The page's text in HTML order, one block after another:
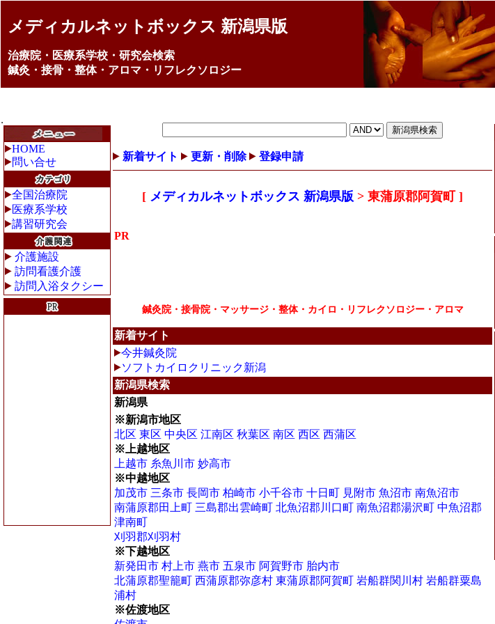
メディカルネットボックス 新潟県版
治療院・医療系学校・研究会検索
鍼灸・接骨・整体・アロマ・リフレクソロジー
HOME
問い合せ
全国治療院
医療系学校
講習研究会
介護施設
訪問看護介護
訪問入浴タクシー
新着サイト 更新・削除 登録申請
[ メディカルネットボックス 新潟県版 > 東蒲原郡阿賀町 ]
PR
鍼灸院・接骨院・マッサージ・整体・カイロ・リフレクソロジー・アロマ
新着サイト
今井鍼灸院
ソフトカイロクリニック新潟
新潟県検索
新潟県
※新潟市地区
北区 東区 中央区 江南区 秋葉区 南区 西区 西蒲区
※上越地区
上越市 糸魚川市 妙高市
※中越地区
加茂市 三条市 長岡市 柏崎市 小千谷市 十日町 見附市 魚沼市 南魚沼市
南蒲原郡田上町 三島郡出雲崎町 北魚沼郡川口町 南魚沼郡湯沢町 中魚沼郡
津南町
刈羽郡刈羽村
※下越地区
新発田市 村上市 燕市 五泉市 阿賀野市 胎内市
北蒲原郡聖籠町 西蒲原郡弥彦村 東蒲原郡阿賀町 岩船群関川村 岩船群粟島
浦村
※佐渡地区